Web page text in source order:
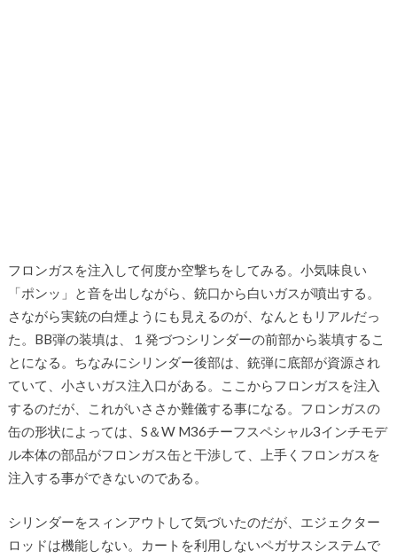
フロンガスを注入して何度か空撃ちをしてみる。小気味良い
「ポンッ」と音を出しながら、銃口から白いガスが噴出する。
さながら実銃の白煙ようにも見えるのが、なんともリアルだっ
た。BB弾の装填は、１発づつシリンダーの前部から装填するこ
とになる。ちなみにシリンダー後部は、銃弾に底部が資源され
ていて、小さいガス注入口がある。ここからフロンガスを注入
するのだが、これがいささか難儀する事になる。フロンガスの
缶の形状によっては、S＆W M36チーフスペシャル3インチモデ
ル本体の部品がフロンガス缶と干渉して、上手くフロンガスを
注入する事ができないのである。
シリンダーをスィンアウトして気づいたのだが、エジェクター
ロッドは機能しない。カートを利用しないペガサスシステムで